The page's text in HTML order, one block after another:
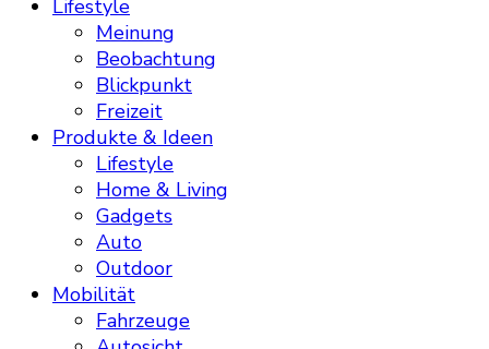
Lifestyle
Meinung
Beobachtung
Blickpunkt
Freizeit
Produkte & Ideen
Lifestyle
Home & Living
Gadgets
Auto
Outdoor
Mobilität
Fahrzeuge